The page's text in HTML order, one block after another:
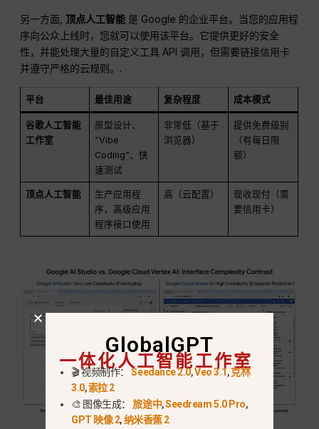
另一方面,顶点人工智能 是 Google 的企业平台。当您的应用程
序向公众上线时，您就可以使用该平台。它提供更好的安全
性，并能处理大量的自定义工具 API 调用，但需要链接信用卡
并遵守严格的云规则。.
平台 最佳用途 复杂程度 成本模式
谷歌人工智能
工作室
原型设计、
“Vibe
Coding”、快
速测试
非常低（基于
浏览器）
提供免费级别
（有每日限
额）
顶点人工智能
生产应用程
序，高级应用
程序接口使用
高（云配置）
现收现付（需
要信用卡）
GlobalGPT
一体化人工智能工作室
🎬 视频制作：Seedance 2.0,Veo 3.1,克林
3.0,索拉 2
🎨 图像生成：旅途中,Seedream 5.0 Pro,
GPT 映像 2,纳米香蕉 2